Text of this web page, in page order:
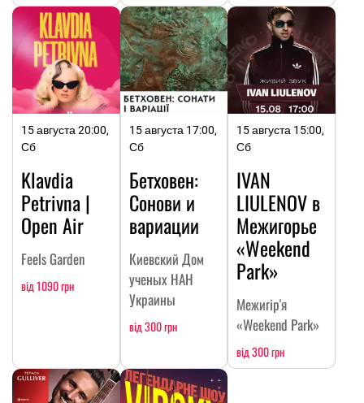
15 августа 20:00,
Сб
Klavdia
Petrivna |
Open Air
Feels Garden
від 1090 грн
15 августа 17:00,
Сб
Бетховен:
Сонови и
вариации
Киевский Дом
ученых НАН
Украины
від 300 грн
15 августа 15:00,
Сб
IVAN
LIULENOV в
Межигорье
«Weekend
Park»
Межигір'я
«Weekend Park»
від 300 грн